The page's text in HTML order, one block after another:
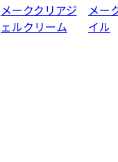
メーククリアジ
ェルクリーム
メー
イル